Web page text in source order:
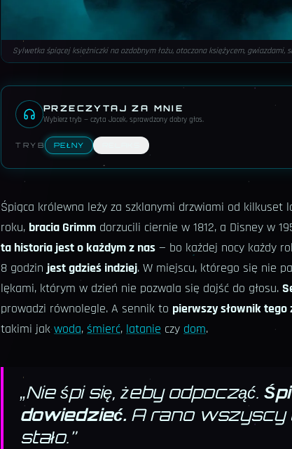
Sylwetka śpiącej księżniczki na ozdobnym łożu, otoczona księżycem,
PRZECZYTAJ ZA MNIE
Wybierz tryb — czyta Jacek, sprawdzony dobry głos.
TRYB PEŁNY
Śpiąca królewna leży za szklanymi drzwiami od kilkuset
roku, bracia Grimm dorzucili ciernie w 1812, a Disney w
ta historia jest o każdym z nas — bo każdej nocy każdy
8 godzin jest gdzieś indziej. W miejscu, którego się nie
lękami, którym w dzień nie pozwala się dojść do głosu.
prowadzi równolegle. A sennik to pierwszy słownik tego
takimi jakwoda, śmierć, latanie czy dom.
„Nie śpi się, żeby odpocząć.
dowiedzieć. A rano wszyscy
stało.”